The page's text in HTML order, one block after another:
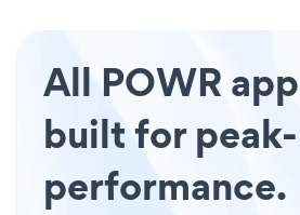
All POWR
built for peak-
performance.